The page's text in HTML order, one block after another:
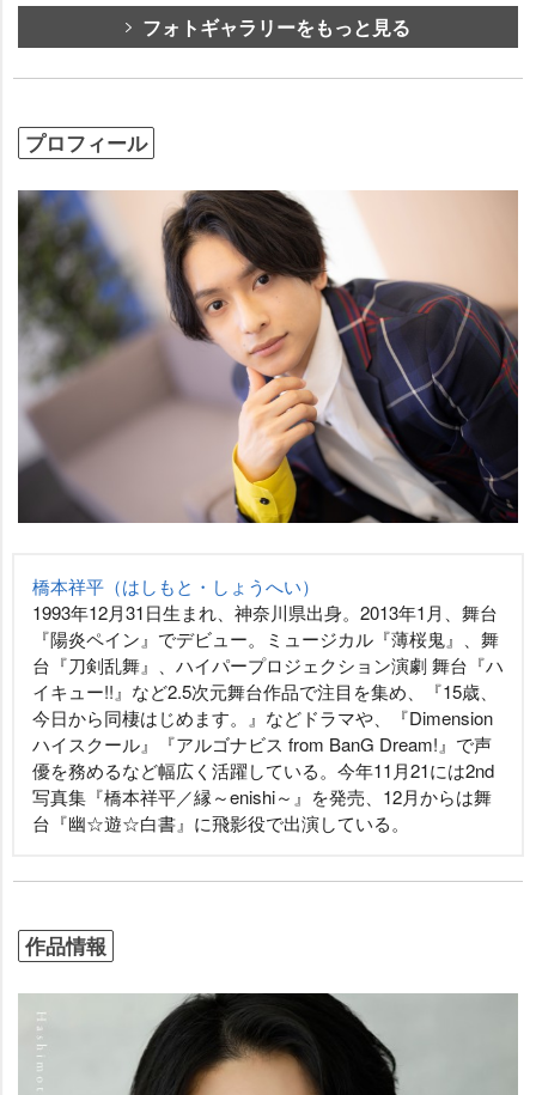
フォトギャラリーをもっと見る
プロフィール
橋本祥平（はしもと・しょうへい）
1993年12月31日生まれ、神奈川県出身。2013年1月、舞台
『陽炎ペイン』でデビュー。ミュージカル『薄桜鬼』、舞
台『刀剣乱舞』、ハイパープロジェクション演劇 舞台『ハ
イキュー!!』など2.5次元舞台作品で注目を集め、『15歳、
今日から同棲はじめます。』などドラマや、『Dimension
ハイスクール』『アルゴナビス from BanG Dream!』で声
優を務めるなど幅広く活躍している。今年11月21には2nd
写真集『橋本祥平／縁～enishi～』を発売、12月からは舞
台『幽☆遊☆白書』に飛影役で出演している。
作品情報